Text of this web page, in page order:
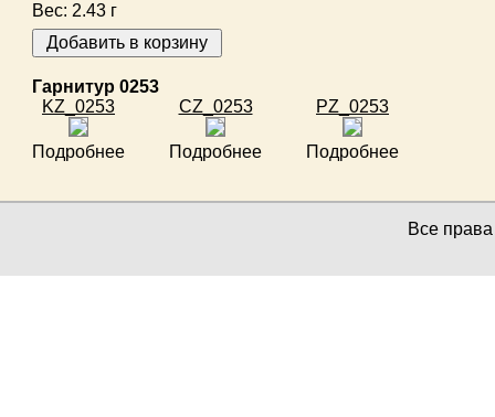
Вес: 2.43 г
Гарнитур 0253
KZ_0253
Подробнее
CZ_0253
Подробнее
PZ_0253
Подробнее
Все